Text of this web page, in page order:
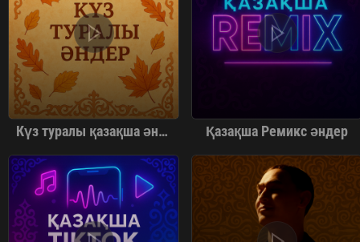
Күз туралы қазақша әндер Қазақша Ремикс әндер